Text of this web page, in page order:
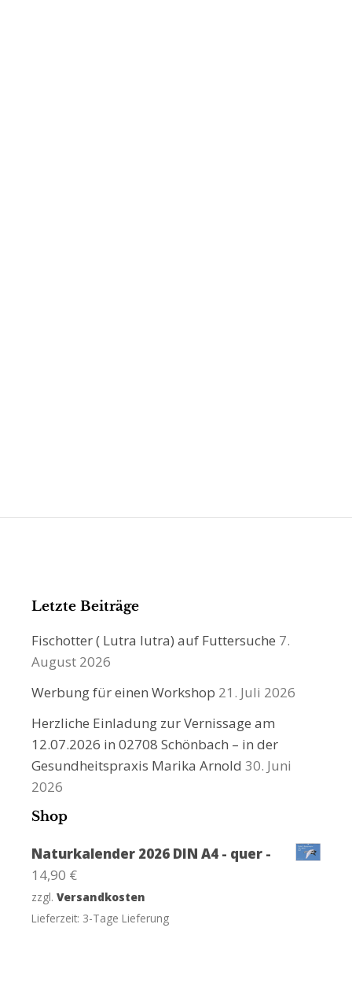
Letzte Beiträge
Fischotter ( Lutra lutra) auf Futtersuche 7.
August 2026
Werbung für einen Workshop 21. Juli 2026
Herzliche Einladung zur Vernissage am
12.07.2026 in 02708 Schönbach – in der
Gesundheitspraxis Marika Arnold 30. Juni
2026
Shop
Naturkalender 2026 DIN A4 - quer -
14,90 €
zzgl. Versandkosten
Lieferzeit: 3-Tage Lieferung